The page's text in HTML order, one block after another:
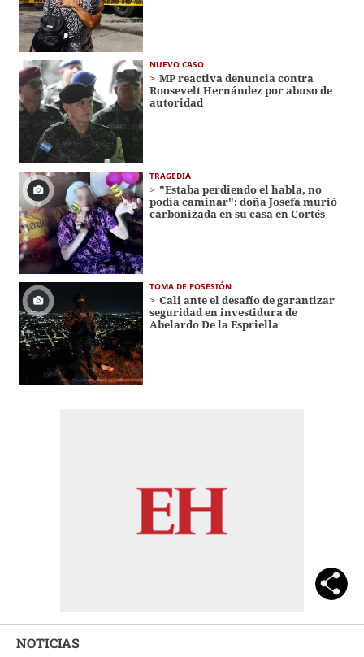
NUEVO CASO
MP reactiva denuncia contra
Roosevelt Hernández por abuso de
autoridad
TRAGEDIA
"Estaba perdiendo el habla, no
podía caminar": doña Josefa murió
carbonizada en su casa en Cortés
TOMA DE POSESIÓN
Cali ante el desafío de garantizar
seguridad en investidura de
Abelardo De la Espriella
NOTICIAS